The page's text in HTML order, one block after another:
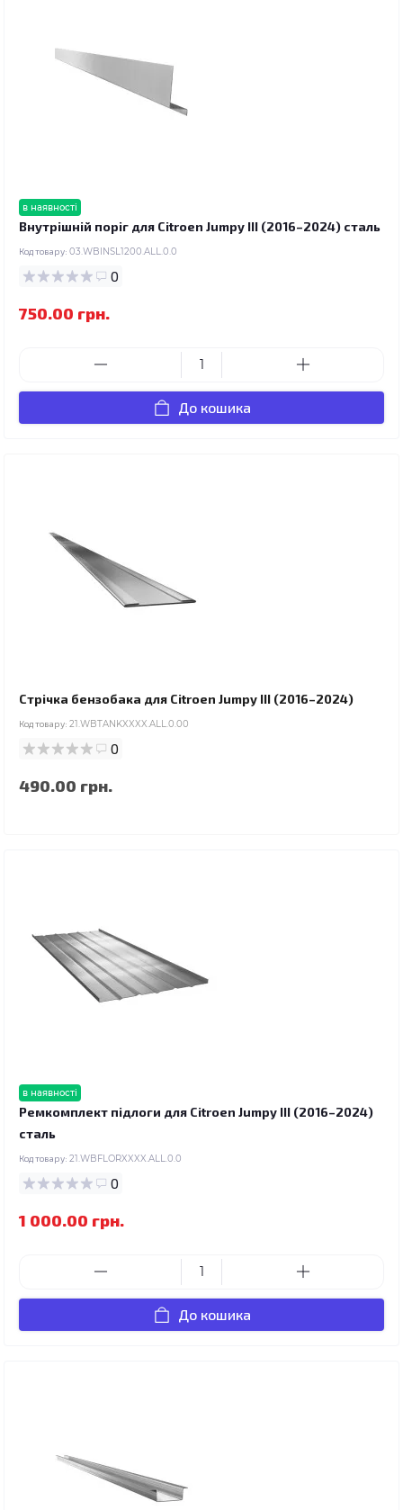
в наявності
Внутрішній поріг для Citroen Jumpy III (2016–2024) сталь
Код товару: 03.WBINSL1200.ALL.0.0
0
750.00 грн.
До кошика
Стрічка бензобака для Citroen Jumpy III (2016–2024)
Код товару: 21.WBTANKXXXX.ALL.0.00
0
490.00 грн.
в наявності
Ремкомплект підлоги для Citroen Jumpy III (2016–2024)
сталь
Код товару: 21.WBFLORXXXX.ALL.0.0
0
1 000.00 грн.
До кошика